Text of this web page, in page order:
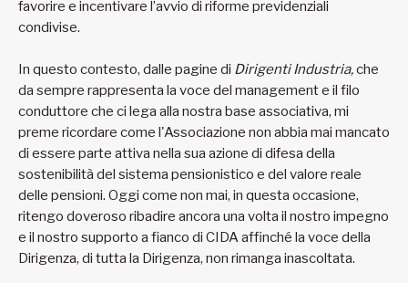
favorire e incentivare l’avvio di riforme previdenziali
condivise.
In questo contesto, dalle pagine di Dirigenti Industria,che
da sempre rappresenta la voce del management e il filo
conduttore che ci lega alla nostra base associativa, mi
preme ricordare come l'Associazione non abbia mai mancato
di essere parte attiva nella sua azione di difesa della
sostenibilità del sistema pensionistico e del valore reale
delle pensioni. Oggi come non mai, in questa occasione,
ritengo doveroso ribadire ancora una volta il nostro impegno
e il nostro supporto a fianco di CIDA affinché la voce della
Dirigenza, di tutta la Dirigenza, non rimanga inascoltata.